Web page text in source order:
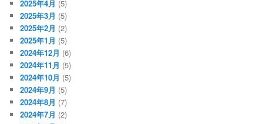
2025年4月 (5)
2025年3月 (5)
2025年2月 (2)
2025年1月 (5)
2024年12月 (6)
2024年11月 (5)
2024年10月 (5)
2024年9月 (5)
2024年8月 (7)
2024年7月 (2)